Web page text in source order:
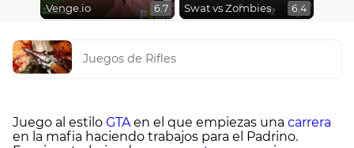
Venge.io 6.7 Swat vs Zombies 6.4
Juegos de Rifles
Juego al estilo GTAen el que empiezas una carrera
en la mafia haciendo trabajos para el Padrino.